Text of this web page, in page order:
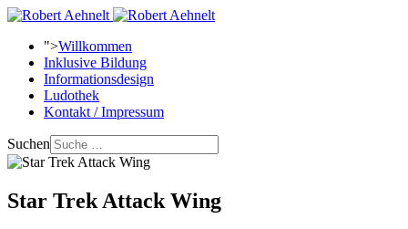
">Willkommen
Inklusive Bildung
Informationsdesign
Ludothek
Kontakt / Impressum
Suchen
Star Trek Attack Wing